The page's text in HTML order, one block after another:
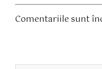
Comentariile sunt